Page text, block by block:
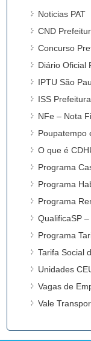
Noticias PAT
CND
Concurso
Diário Oficial
IPTU São
ISS
NFe – Nota
Poupatempo
O que é
Programa
Programa
Programa
QualificaSP
Programa
Tarifa Social
Unidades
Vagas de
Vale